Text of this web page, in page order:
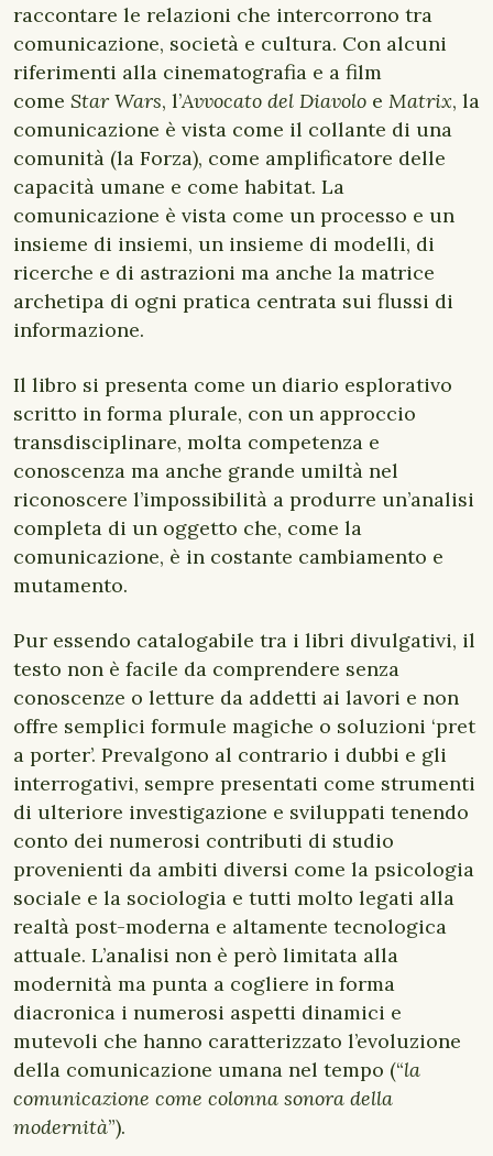
raccontare le relazioni che intercorrono tra
comunicazione, società e cultura. Con alcuni
riferimenti alla cinematografia e a film
come Star Wars, l’Avvocato del Diavolo e Matrix, la
comunicazione è vista come il collante di una
comunità (la Forza), come amplificatore delle
capacità umane e come habitat. La
comunicazione è vista come un processo e un
insieme di insiemi, un insieme di modelli, di
ricerche e di astrazioni ma anche la matrice
archetipa di ogni pratica centrata sui flussi di
informazione.
Il libro si presenta come un diario esplorativo
scritto in forma plurale, con un approccio
transdisciplinare, molta competenza e
conoscenza ma anche grande umiltà nel
riconoscere l’impossibilità a produrre un’analisi
completa di un oggetto che, come la
comunicazione, è in costante cambiamento e
mutamento.
Pur essendo catalogabile tra i libri divulgativi, il
testo non è facile da comprendere senza
conoscenze o letture da addetti ai lavori e non
offre semplici formule magiche o soluzioni ‘pret
a porter’. Prevalgono al contrario i dubbi e gli
interrogativi, sempre presentati come strumenti
di ulteriore investigazione e sviluppati tenendo
conto dei numerosi contributi di studio
provenienti da ambiti diversi come la psicologia
sociale e la sociologia e tutti molto legati alla
realtà post-moderna e altamente tecnologica
attuale. L’analisi non è però limitata alla
modernità ma punta a cogliere in forma
diacronica i numerosi aspetti dinamici e
mutevoli che hanno caratterizzato l’evoluzione
della comunicazione umana nel tempo (“la
comunicazione come colonna sonora della
modernità”).